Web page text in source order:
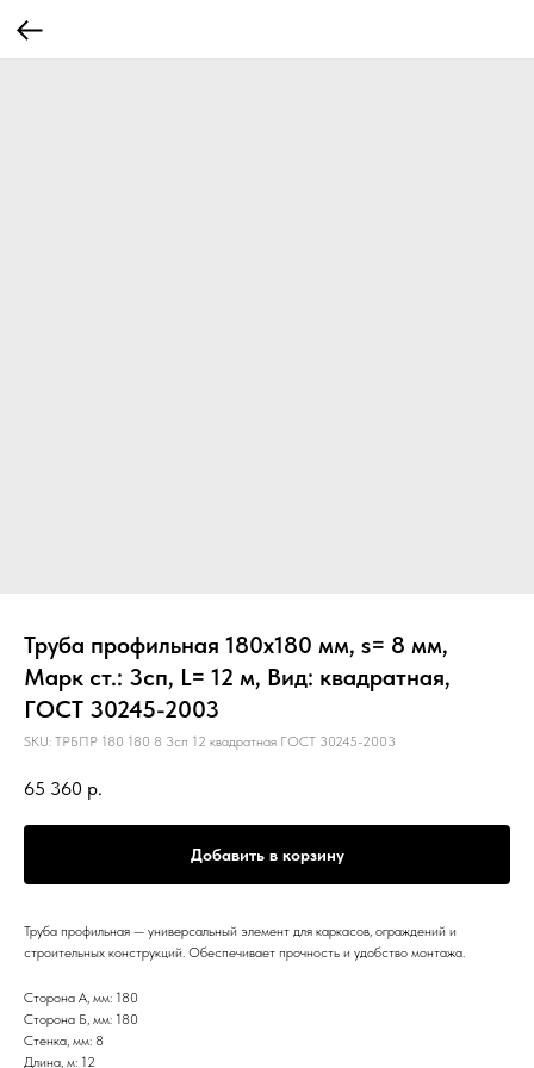
Труба профильная 180х180 мм, s= 8 мм,
Марк ст.: 3сп, L= 12 м, Вид: квадратная,
ГОСТ 30245-2003
SKU: ТРБПР 180 180 8 3сп 12 квадратная ГОСТ 30245-2003
65 360 р.
Добавить в корзину
Труба профильная — универсальный элемент для каркасов, ограждений и
строительных конструкций. Обеспечивает прочность и удобство монтажа.
Сторона А, мм: 180
Сторона Б, мм: 180
Стенка, мм: 8
Длина, м: 12